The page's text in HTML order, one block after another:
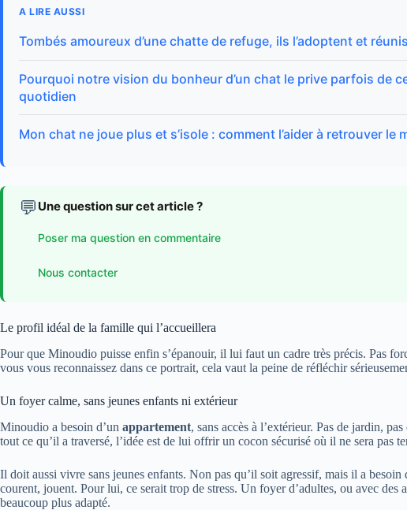
A LIRE AUSSI
Tombés amoureux d’une chatte de refuge, ils l’adoptent et
Pourquoi notre vision du bonheur d’un chat le prive parfois de
quotidien
Mon chat ne joue plus et s’isole : comment l’aider à retrouver le
💬 Une question sur cet article ?
Poser ma question en commentaire
Nous contacter
Le profil idéal de la famille qui l’accueillera
Pour que Minoudio puisse enfin s’épanouir, il lui faut un cadre très précis. Pas
vous vous reconnaissez dans ce portrait, cela vaut la peine de réfléchir
Un foyer calme, sans jeunes enfants ni extérieur
Minoudio a besoin d’un appartement, sans accès à l’extérieur. Pas de jardin,
tout ce qu’il a traversé, l’idée est de lui offrir un cocon sécurisé où il ne sera pas
Il doit aussi vivre sans jeunes enfants. Non pas qu’il soit agressif, mais il a besoin
courent, jouent. Pour lui, ce serait trop de stress. Un foyer d’adultes, ou avec des
beaucoup plus adapté.